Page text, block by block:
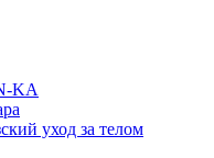
KA
уход за телом